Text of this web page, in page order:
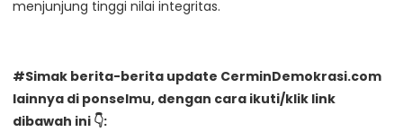
menjunjung tinggi nilai integritas.
#Simak berita-berita update CerminDemokrasi.com
lainnya di ponselmu, dengan cara ikuti/klik link
dibawah ini 👇: